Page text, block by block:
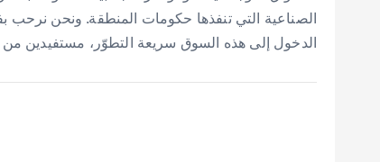
الصناعية التي تنفذها حكومات المنطقة. ونحن نرحب
الدخول إلى هذه السوق سريعة التطوّر، مستفيدين من